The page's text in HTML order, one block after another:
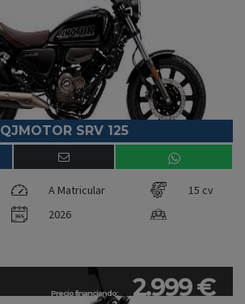
QJMOTOR SRV 125
A Matricular
15 cv
2026
Precio financiando: 2.999 €